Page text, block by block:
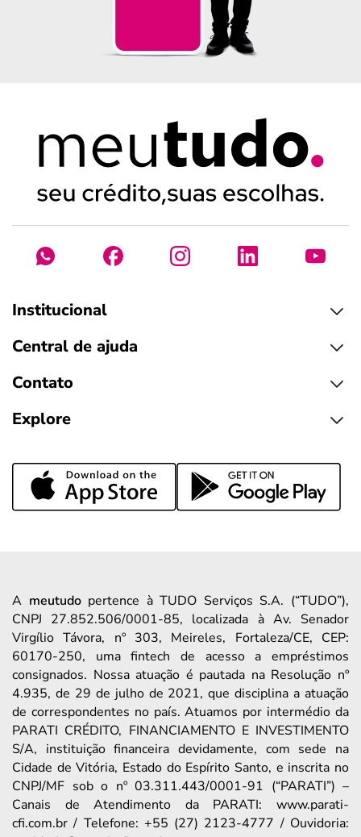
Institucional
Central de ajuda
Contato
Explore
A meutudopertence à TUDO Serviços S.A. (“TUDO”),
CNPJ 27.852.506/0001-85, localizada à Av. Senador
Virgílio Távora, nº 303, Meireles, Fortaleza/CE, CEP:
60170-250, uma fintech de acesso a empréstimos
consignados. Nossa atuação é pautada na Resolução nº
4.935, de 29 de julho de 2021, que disciplina a atuação
de correspondentes no país. Atuamos por intermédio da
PARATI CRÉDITO, FINANCIAMENTO E INVESTIMENTO
S/A, instituição financeira devidamente, com sede na
Cidade de Vitória, Estado do Espírito Santo, e inscrita no
CNPJ/MF sob o nº 03.311.443/0001-91 (“PARATI”) –
Canais de Atendimento da PARATI: www.parati-
cfi.com.br / Telefone: +55 (27) 2123-4777 / Ouvidoria: